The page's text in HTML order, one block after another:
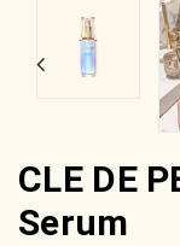
CLE DE
Serum